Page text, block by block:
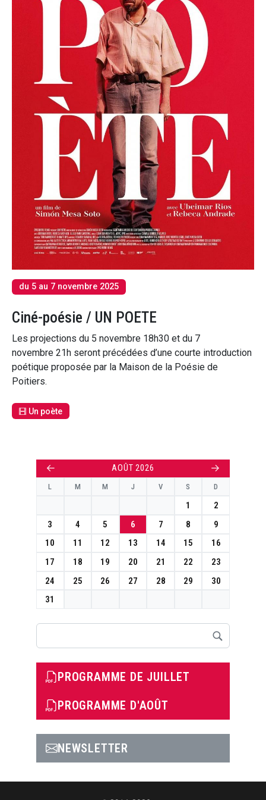
du 5 au 7 novembre 2025
Ciné-poésie / UN POETE
Les projections du 5 novembre 18h30 et du 7
novembre 21h seront précédées d’une courte introduction
poétique proposée par la Maison de la Poésie de
Poitiers.
Un poète
← AOÛT 2026 →
L M M J V S D
1
2
3
4 5 6 7 8
9
10
11 12 13 14 15
16
17
18 19 20 21 22
23
24
25 26 27 28 29
30
31
PROGRAMME DE JUILLET
PROGRAMME D'AOÛT
NEWSLETTER